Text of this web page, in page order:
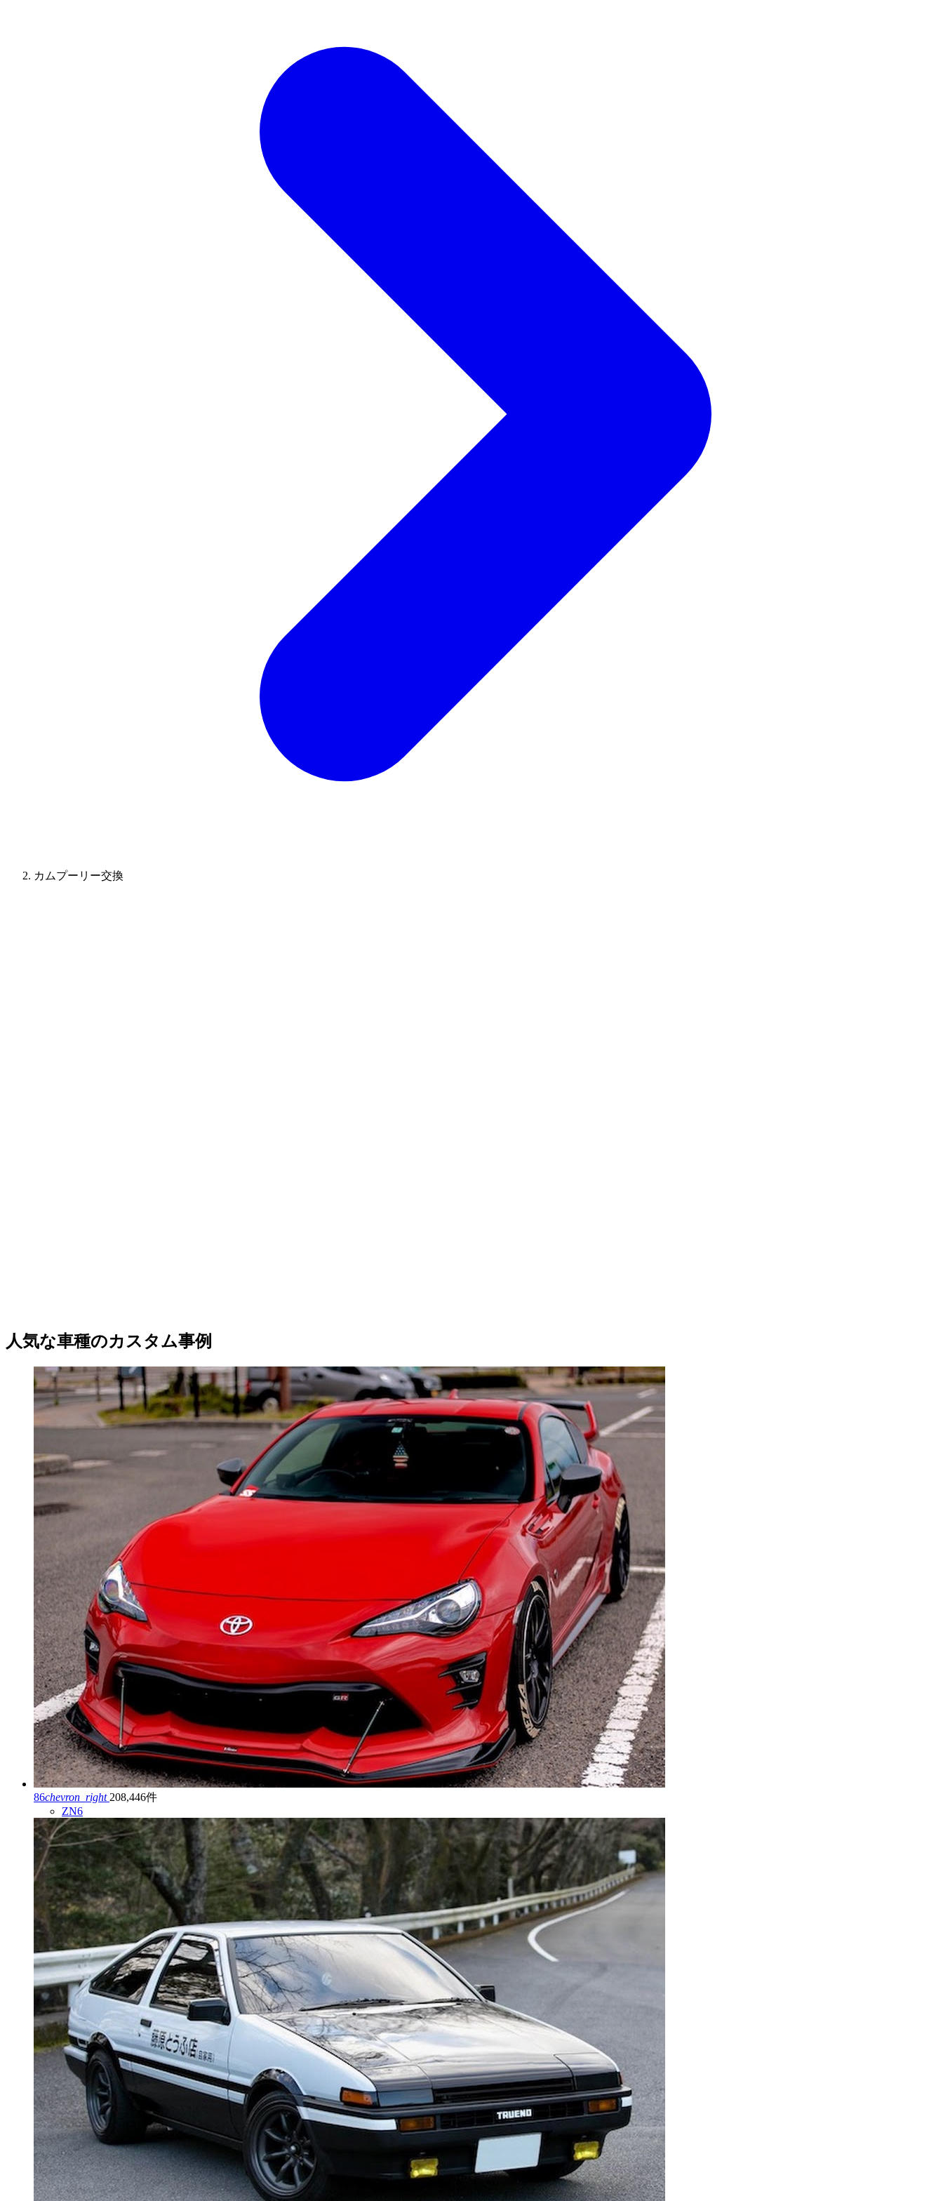
カムプーリー交換
人気な車種のカスタム事例
86chevron_right 208,446件
ZN6